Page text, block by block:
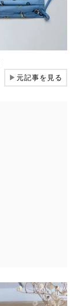
▶元記事を見る